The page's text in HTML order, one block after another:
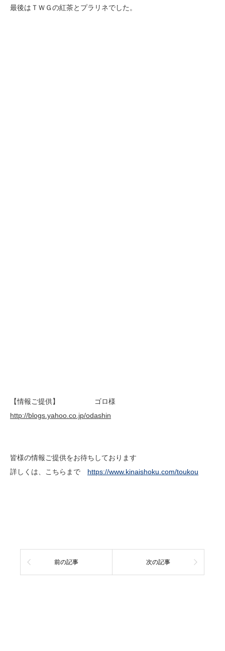
最後はＴＷＧの紅茶とプラリネでした。
【情報ご提供】 ゴロ様
http://blogs.yahoo.co.jp/odashin
皆様の情報ご提供をお待ちしております
詳しくは、こちらまで https://www.kinaishoku.com/toukou
前の記事 次の記事